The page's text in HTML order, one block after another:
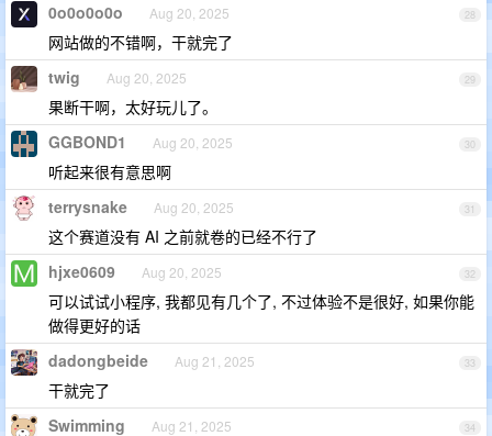
28
0o0o0o0o Aug 20, 2025
网站做的不错啊，干就完了
29
twig Aug 20, 2025
果断干啊，太好玩儿了。
30
GGBOND1 Aug 20, 2025
听起来很有意思啊
31
terrysnake Aug 20, 2025
这个赛道没有 AI 之前就卷的已经不行了
32
hjxe0609 Aug 20, 2025
可以试试小程序, 我都见有几个了, 不过体验不是很好, 如果你能
做得更好的话
33
dadongbeide Aug 21, 2025
干就完了
34
Swimming Aug 21, 2025